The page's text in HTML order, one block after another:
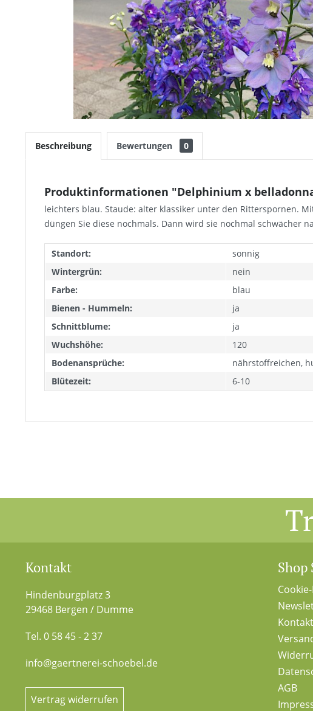
Beschreibung Bewertungen 0
Produktinformationen "Delphinium x
leichters blau. Staude: alter klassiker unter den Ritterspornen.
düngen Sie diese nochmals. Dann wird sie nochmal schwächer
Standort:
sonnig
Wintergrün:
nein
Farbe:
blau
Bienen - Hummeln:
ja
Schnittblume:
ja
Wuchshöhe:
120
Bodenansprüche:
nährstoffreichen,
Blütezeit:
6-10
Kontakt
Hindenburgplatz 3
29468 Bergen / Dumme
Tel. 0 58 45 - 2 37
info@gaertnerei-schoebel.de
Vertrag widerrufen
Shop
Kontakt
AGB